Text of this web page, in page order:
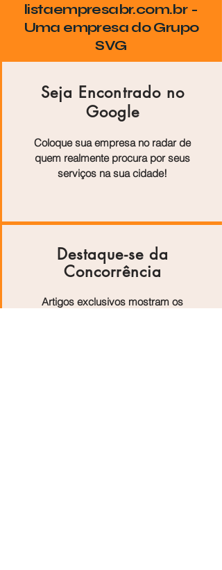
listaempresabr.com.br -
Uma empresa do Grupo
SVG
Seja Encontrado no
Google
Coloque sua empresa no radar de
quem realmente procura por seus
serviços na sua cidade!
Destaque-se da
Concorrência
Artigos exclusivos mostram os